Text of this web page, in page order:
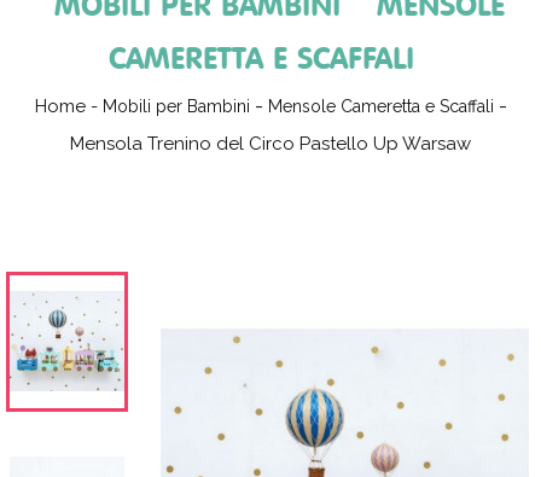
CAMERETTA E SCAFFALI
Home - Mobili per Bambini Mensole Cameretta e Scaffali
Mensola Trenino del Circo Pastello Up Warsaw